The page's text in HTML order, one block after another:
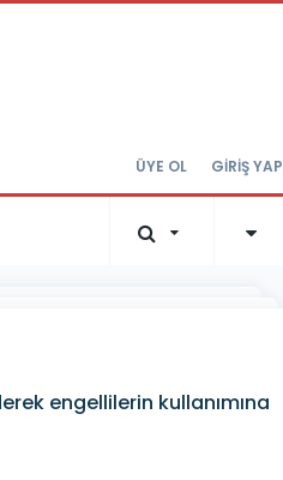
ÜYE OL GİRİŞ YAP
engellilerin kullanımına